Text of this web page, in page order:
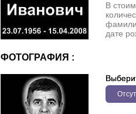
В
дате
ФОТОГРАФИЯ :